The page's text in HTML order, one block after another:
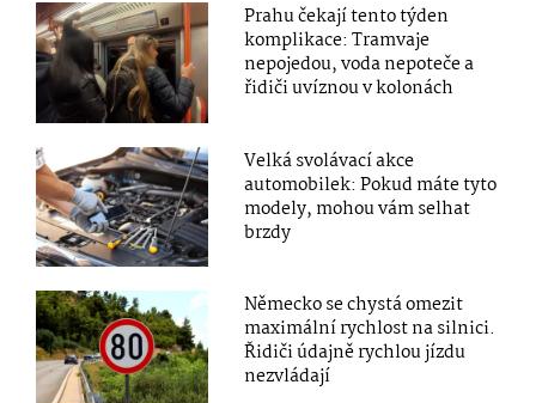
Prahu čekají tento týden
komplikace: Tramvaje
nepojedou, voda nepoteče a
řidiči uvíznou v kolonách
Velká svolávací akce
automobilek: Pokud máte tyto
modely, mohou vám selhat
brzdy
Německo se chystá omezit
maximální rychlost na silnici.
Řidiči údajně rychlou jízdu
nezvládají